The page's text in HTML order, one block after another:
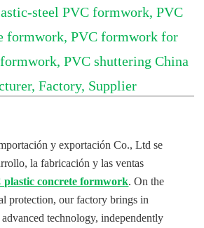
steel PVC formwork, PVC
formwork, PVC formwork for
PVC shuttering China
Factory, Supplier
y exportación Co., Ltd se
la fabricación y las ventas
plastic concrete formwork. On the
protection, our factory brings in
technology, independently